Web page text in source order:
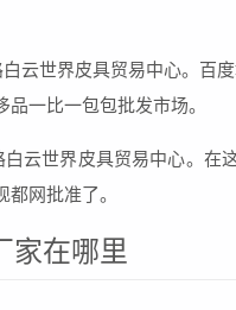
云世界皮具贸易中心。百
一比一包包批发市场。
云世界皮具贸易中心。在
网批准了。
家在哪里